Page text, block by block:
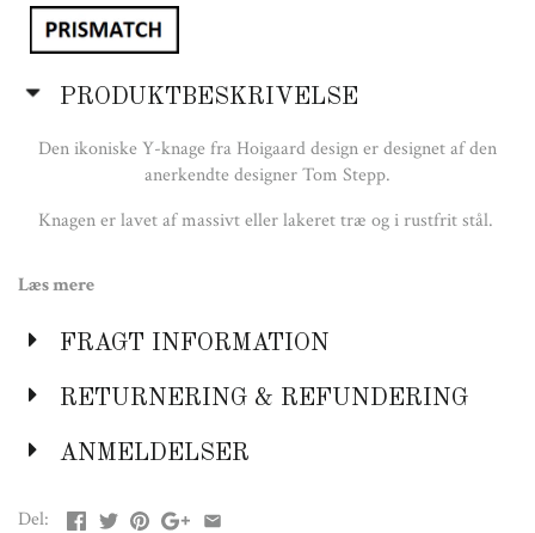
PRODUKTBESKRIVELSE
Den ikoniske Y-knage fra Hoigaard design er designet af den
anerkendte designer Tom Stepp.
Knagen er lavet af massivt eller lakeret træ og i rustfrit stål.
Læs mere
FRAGT INFORMATION
RETURNERING & REFUNDERING
ANMELDELSER
Del: